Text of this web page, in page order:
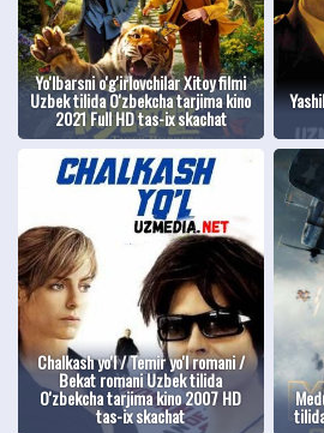
Yo'lbarsni o'g'irlovchilar Xitoy filmi
Uzbek tilida O'zbekcha tarjima kino
2021 Full HD tas-ix skachat
Chalkash yo'l / Temir yo'l romani /
Bekat romani Uzbek tilida
O'zbekcha tarjima kino 2007 HD
tas-ix skachat